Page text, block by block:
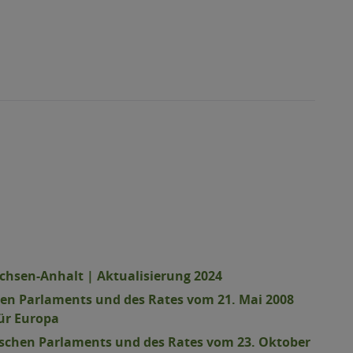
Anhalt | Aktualisierung 2024
Parlaments und des Rates vom 21. Mai 2008
Europa
Parlaments und des Rates vom 23. Oktober